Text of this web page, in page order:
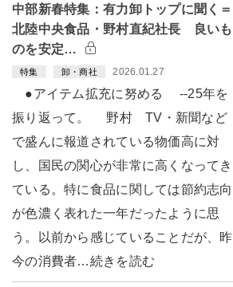
中部新春特集：有力卸トップに聞く＝
北陸中央食品・野村直紀社長 良いも
のを安定…
特集 卸・商社 2026.01.27
●アイテム拡充に努める --25年を
振り返って。 野村 TV・新聞など
で盛んに報道されている物価高に対
し、国民の関心が非常に高くなってき
ている。特に食品に関しては節約志向
が色濃く表れた一年だったように思
う。以前から感じていることだが、昨
今の消費者…続きを読む